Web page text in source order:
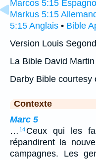
Marcos 5:15 Espagnol
Markus 5:15
5:15 Anglais • Bible
Version Louis
La Bible David
Darby Bible courtesy
Contexte
Marc 5
… 14 Ceux qui les
répandirent la
campagnes. Les